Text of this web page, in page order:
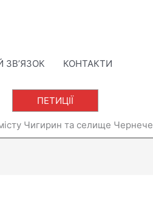
ЗВ’ЯЗОК КОНТАКТИ
ПЕТИЦІЇ
Чигирин та селище Чернече